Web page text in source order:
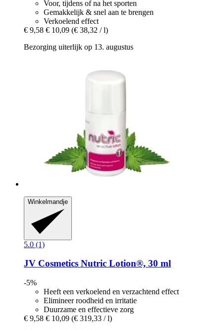
Voor, tijdens of na het sporten
Gemakkelijk & snel aan te brengen
Verkoelend effect
€ 9,58 € 10,09 (€ 38,32 / l)
Bezorging uiterlijk op 13. augustus
Winkelmandje
5.0 (1)
JV Cosmetics Nutric Lotion®, 30 ml
-5%
Heeft een verkoelend en verzachtend effect
Elimineer roodheid en irritatie
Duurzame en effectieve zorg
€ 9,58 € 10,09 (€ 319,33 / l)